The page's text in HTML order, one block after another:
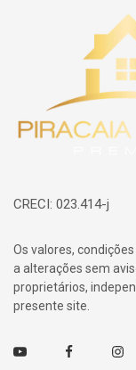
Página inicial
CRECI: 023.414-j
Os valores,
a alterações sem
proprietários,
presente site.
Youtube Facebook